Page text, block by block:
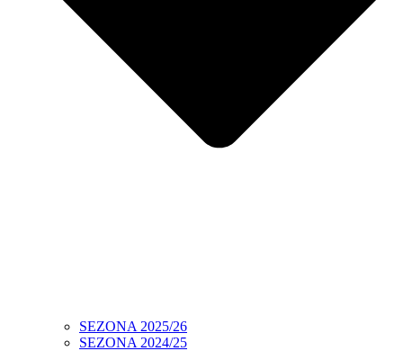
SEZONA 2025/26
SEZONA 2024/25